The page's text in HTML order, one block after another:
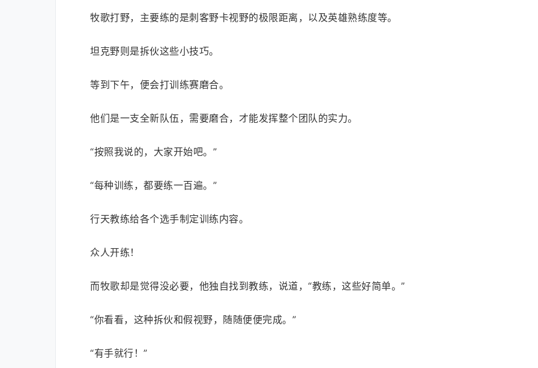
牧歌打野，主要练的是刺客野卡视野的极限距离，以及英雄熟练度等。
坦克野则是拆伙这些小技巧。
等到下午，便会打训练赛磨合。
他们是一支全新队伍，需要磨合，才能发挥整个团队的实力。
“按照我说的，大家开始吧。”
“每种训练，都要练一百遍。”
行天教练给各个选手制定训练内容。
众人开练！
而牧歌却是觉得没必要，他独自找到教练，说道，“教练，这些好简单。”
“你看看，这种拆伙和假视野，随随便便完成。”
“有手就行！”